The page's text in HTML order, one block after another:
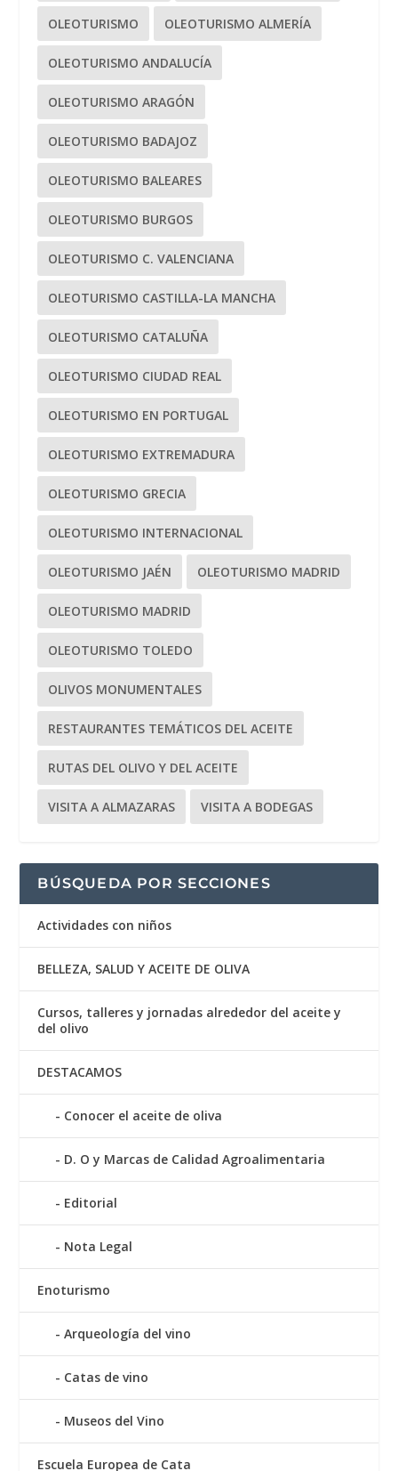
OLEOTURISMO OLEOTURISMO ALMERÍA
OLEOTURISMO ANDALUCÍA
OLEOTURISMO ARAGÓN
OLEOTURISMO BADAJOZ
OLEOTURISMO BALEARES
OLEOTURISMO BURGOS
OLEOTURISMO C. VALENCIANA
OLEOTURISMO CASTILLA-LA MANCHA
OLEOTURISMO CATALUÑA
OLEOTURISMO CIUDAD REAL
OLEOTURISMO EN PORTUGAL
OLEOTURISMO EXTREMADURA
OLEOTURISMO GRECIA
OLEOTURISMO INTERNACIONAL
OLEOTURISMO JAÉN OLEOTURISMO MADRID
OLEOTURISMO MADRID
OLEOTURISMO TOLEDO
OLIVOS MONUMENTALES
RESTAURANTES TEMÁTICOS DEL ACEITE
RUTAS DEL OLIVO Y DEL ACEITE
VISITA A ALMAZARAS VISITA A BODEGAS
BÚSQUEDA POR SECCIONES
Actividades con niños
BELLEZA, SALUD Y ACEITE DE OLIVA
Cursos, talleres y jornadas alrededor del aceite y
del olivo
DESTACAMOS
Conocer el aceite de oliva
D. O y Marcas de Calidad Agroalimentaria
Editorial
Nota Legal
Enoturismo
Arqueología del vino
Catas de vino
Museos del Vino
Escuela Europea de Cata